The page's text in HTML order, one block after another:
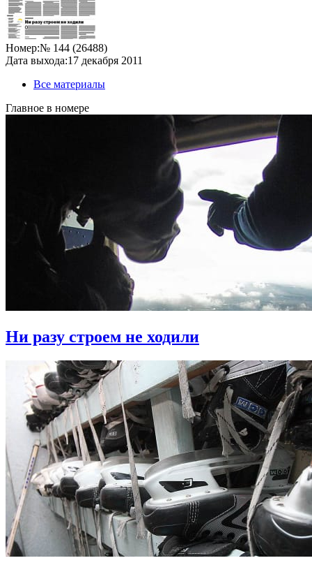
Номер:№ 144 (26488)
Дата выхода:17 декабря 2011
Все материалы
Главное в номере
Ни разу строем не ходили